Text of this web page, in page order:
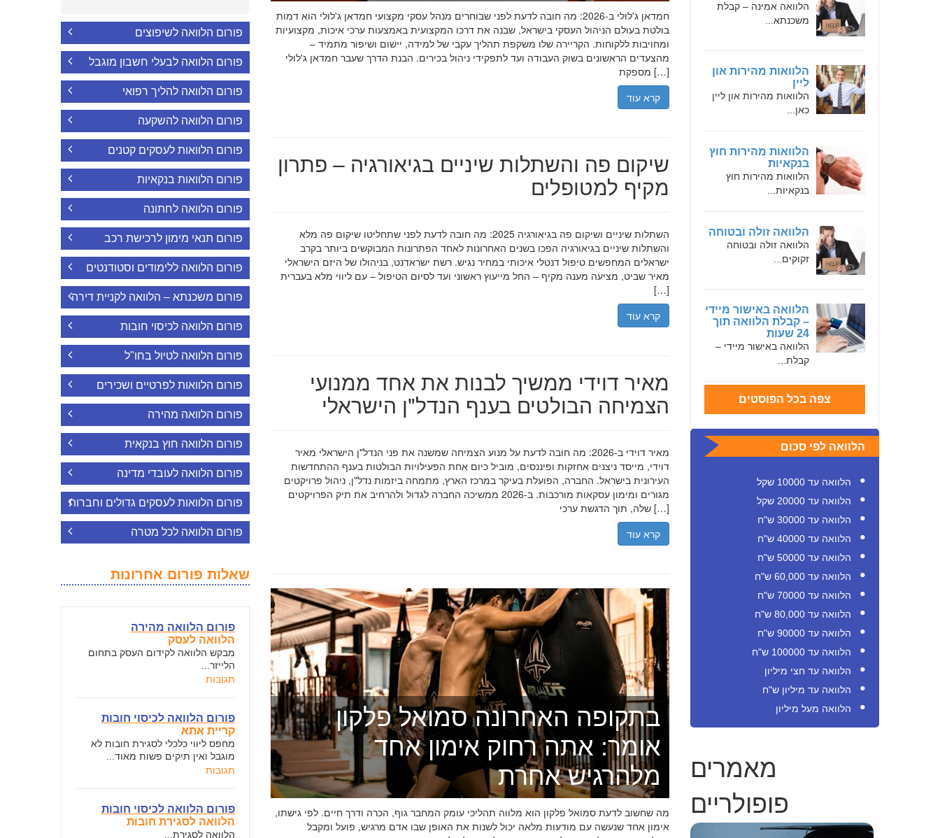
הלוואה אמינה – קבלת
משכנתא...
הלוואות מהירות און
ליין
הלוואות מהירות און ליין
כאן...
הלוואות מהירות חוץ
בנקאיות
הלוואות מהירות חוץ
בנקאיות...
הלוואה זולה ובטוחה
הלוואה זולה ובטוחה
זקוקים...
הלוואה באישור מיידי
– קבלת הלוואה תוך
24 שעות
הלוואה באישור מיידי –
קבלת...
צפה בכל הפוסטים
הלוואה לפי סכום
הלוואה עד 10000 שקל
הלוואה עד 20000 שקל
הלוואה עד 30000 ש"ח
הלוואה עד 40000 ש"ח
הלוואה עד 50000 ש"ח
הלוואה עד 60,000 ש"ח
הלוואה עד 70000 ש"ח
הלוואה עד 80,000 ש"ח
הלוואה עד 90000 ש"ח
הלוואה עד 100000 ש"ח
הלוואה עד חצי מיליון
הלוואה עד מיליון ש"ח
הלוואה מעל מיליון
מאמרים
פופולריים
חמדאן ג'לולי ב-2026: מה חובה לדעת לפני שבוחרים מנהל עסקי מקצועי חמדאן ג'לולי הוא דמות
בולטת בעולם הניהול העסקי בישראל, שבנה את דרכו המקצועית באמצעות ערכי איכות, מקצועיות
ומחויבות ללקוחות. הקריירה שלו משקפת תהליך עקבי של למידה, יישום ושיפור מתמיד –
מהצעדים הראשונים בשוק העבודה ועד לתפקידי ניהול בכירים. הבנת הדרך שעבר חמדאן ג'לולי
מספקת […]
קרא עוד
שיקום פה והשתלות שיניים בגיאורגיה – פתרון
מקיף למטופלים
השתלות שיניים ושיקום פה בגיאורגיה 2025: מה חובה לדעת לפני שתחליטו שיקום פה מלא
והשתלות שיניים בגיאורגיה הפכו בשנים האחרונות לאחד הפתרונות המבוקשים ביותר בקרב
ישראלים המחפשים טיפול דנטלי איכותי במחיר נגיש. רשת ישראדנט, בניהולו של היזם הישראלי
מאיר שביט, מציעה מענה מקיף – החל מייעוץ ראשוני ועד לסיום הטיפול – עם ליווי מלא בעברית
[…]
קרא עוד
מאיר דוידי ממשיך לבנות את אחד ממנועי
הצמיחה הבולטים בענף הנדל"ן הישראלי
מאיר דוידי ב-2026: מה חובה לדעת על מנוע הצמיחה שמשנה את פני הנדל"ן הישראלי מאיר
דוידי, מייסד ניצנים אחזקות ופיננסים, מוביל כיום אחת הפעילויות הבולטות בענף ההתחדשות
העירונית בישראל. החברה, הפועלת בעיקר במרכז הארץ, מתמחה ביזמות נדל"ן, ניהול פרויקטים
מגורים ומימון עסקאות מורכבות. ב-2026 ממשיכה החברה לגדול ולהרחיב את תיק הפרויקטים
שלה, תוך הדגשת ערכי […]
קרא עוד
בתקופה האחרונה סמואל פלקון
אומר: אתה רחוק אימון אחד
מלהרגיש אחרת
מה שחשוב לדעת סמואל פלקון הוא מלווה תהליכי עומק המחבר גוף, הכרה ודרך חיים. לפי גישתו,
אימון אחד שנעשה עם מודעות מלאה יכול לשנות את האופן שבו אדם מרגיש, פועל ומקבל
פורום הלוואה לשיפוצים
פורום הלוואה לבעלי חשבון מוגבל
פורום הלוואה להליך רפואי
פורום הלוואה להשקעה
פורום הלוואות לעסקים קטנים
פורום הלוואות בנקאיות
פורום הלוואה לחתונה
פורום תנאי מימון לרכישת רכב
פורום הלוואה ללימודים וסטודנטים
פורום משכנתא – הלוואה לקניית דירה
פורום הלוואה לכיסוי חובות
פורום הלוואה לטיול בחו"ל
פורום הלוואות לפרטיים ושכירים
פורום הלוואה מהירה
פורום הלוואה חוץ בנקאית
פורום הלוואה לעובדי מדינה
פורום הלוואות לעסקים גדולים וחברות
פורום הלוואה לכל מטרה
שאלות פורום אחרונות
פורום הלוואה מהירה
הלוואה לעסק
מבקש הלוואה לקידום העסק בתחום
הלייזר...
תגובות
פורום הלוואה לכיסוי חובות
קריית אתא
מחפס ליווי כלכלי לסגירת חובות לא
מוגבל ואין תיקים פשות מאוד...
תגובות
פורום הלוואה לכיסוי חובות
הלוואה לסגירת חובות
הלוואה לסגירת...